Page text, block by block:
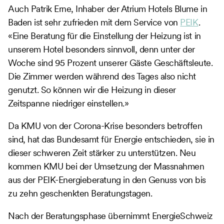
Auch Patrik Erne, Inhaber der Atrium Hotels Blume in
Baden ist sehr zufrieden mit dem Service von PEIK.
«Eine Beratung für die Einstellung der Heizung ist in
unserem Hotel besonders sinnvoll, denn unter der
Woche sind 95 Prozent unserer Gäste Geschäftsleute.
Die Zimmer werden während des Tages also nicht
genutzt. So können wir die Heizung in dieser
Zeitspanne niedriger einstellen.»
Da KMU von der Corona-Krise besonders betroffen
sind, hat das Bundesamt für Energie entschieden, sie in
dieser schweren Zeit stärker zu unterstützen. Neu
kommen KMU bei der Umsetzung der Massnahmen
aus der PEIK-Energieberatung in den Genuss von bis
zu zehn geschenkten Beratungstagen.
Nach der Beratungsphase übernimmt EnergieSchweiz